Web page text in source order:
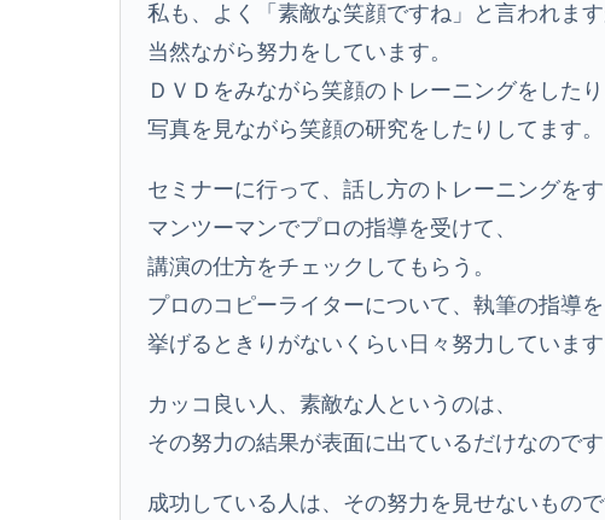
私も、よく「素敵な笑顔ですね」と言われます
当然ながら努力をしています。
ＤＶＤをみながら笑顔のトレーニングをしたり
写真を見ながら笑顔の研究をしたりしてます。
セミナーに行って、話し方のトレーニングをす
マンツーマンでプロの指導を受けて、
講演の仕方をチェックしてもらう。
プロのコピーライターについて、執筆の指導を
挙げるときりがないくらい日々努力しています
カッコ良い人、素敵な人というのは、
その努力の結果が表面に出ているだけなのです
成功している人は、その努力を見せないもので